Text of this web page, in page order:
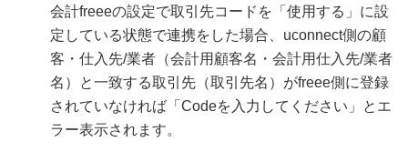
会計freeeの設定で取引先コードを「使用する」に設
定している状態で連携をした場合、uconnect側の顧
客・仕入先/業者（会計用顧客名・会計用仕入先/業者
名）と一致する取引先（取引先名）がfreee側に登録
されていなければ「Codeを入力してください」とエ
ラー表示されます。